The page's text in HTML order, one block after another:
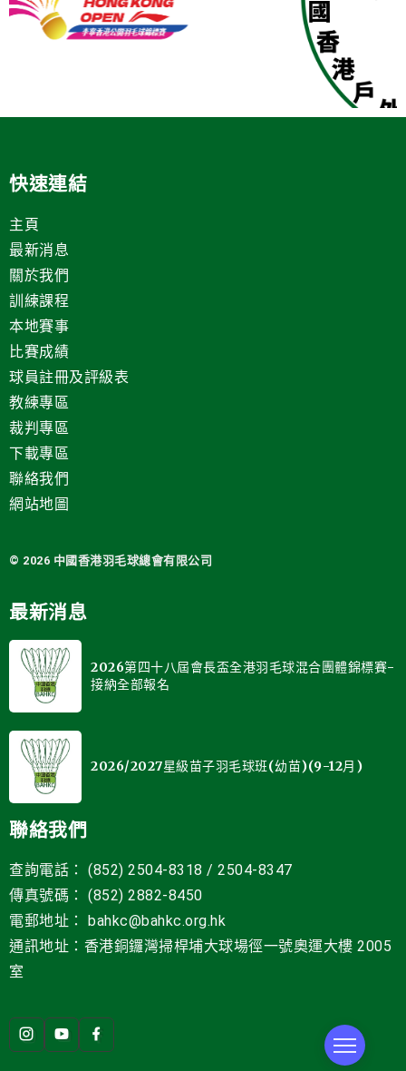
快速連結
主頁
最新消息
關於我們
訓練課程
本地賽事
比賽成績
球員註冊及評級表
教練專區
裁判專區
下載專區
聯絡我們
網站地圖
© 2026 中國 香港羽毛球總會有限公司
最新消息
2026第四十八屆會長盃全港羽毛球混合團體錦標賽-
接納全部報名
2026/2027星級苗子羽毛球班(幼苗)(9-12月)
聯絡我們
查詢電話： (852) 2504-8318 / 2504-8347
傳真號碼： (852) 2882-8450
電郵地址 ： bahkc@bahkc.org.hk
通訊地址：香港銅鑼灣掃桿埔大球場徑一號奧運大樓 2005
室